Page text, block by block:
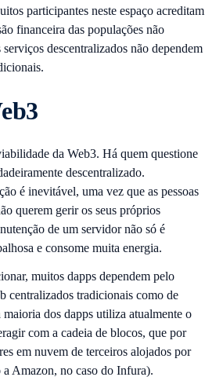
participantes neste espaço acreditam
financeira das populações não
descentralizados não dependem
da Web3. Há quem questione
descentralizado.
é inevitável, uma vez que as pessoas
querem gerir os seus próprios
de um servidor não só é
e consome muita energia.
muitos dapps dependem pelo
centralizados tradicionais como de
dos dapps utiliza atualmente o
com a cadeia de blocos, que por
em nuvem de terceiros alojados por
a Amazon, no caso do Infura).